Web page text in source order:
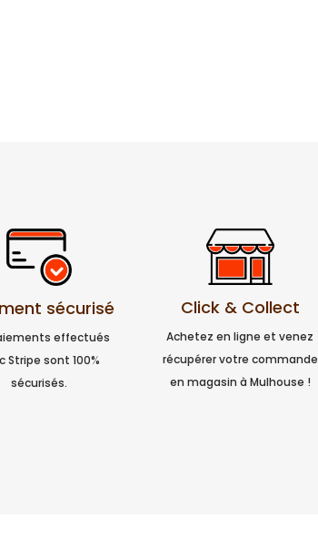
sécurisé
effectués
Stripe sont 100%
sécurisés.
Click & Collect
Achetez en ligne et venez
récupérer votre commande
en magasin à Mulhouse !